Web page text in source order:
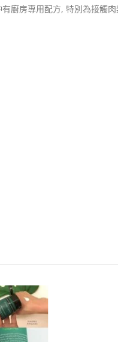
廚房專用配方, 特別為接觸